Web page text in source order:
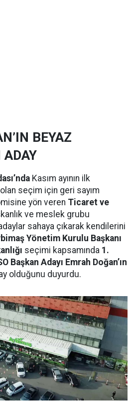
BEYAZ
ADAY
Kasım ayının ilk
seçim için geri sayım
yön veren Ticaret ve
ve meslek grubu
sahaya çıkarak kendilerini
Yönetim Kurulu Başkanı
seçimi kapsamında 1.
Başkan Adayı Emrah Doğan’ın
olduğunu duyurdu.